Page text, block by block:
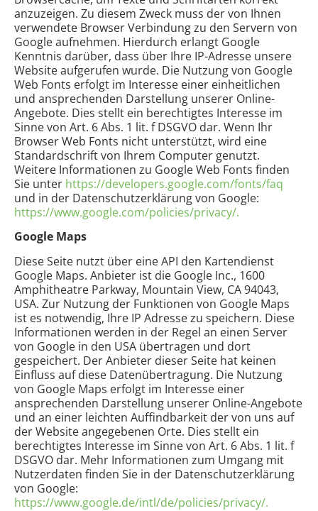
anzuzeigen. Zu diesem Zweck muss der von Ihnen
verwendete Browser Verbindung zu den Servern von
Google aufnehmen. Hierdurch erlangt Google
Kenntnis darüber, dass über Ihre IP-Adresse unsere
Website aufgerufen wurde. Die Nutzung von Google
Web Fonts erfolgt im Interesse einer einheitlichen
und ansprechenden Darstellung unserer Online-
Angebote. Dies stellt ein berechtigtes Interesse im
Sinne von Art. 6 Abs. 1 lit. f DSGVO dar. Wenn Ihr
Browser Web Fonts nicht unterstützt, wird eine
Standardschrift von Ihrem Computer genutzt.
Weitere Informationen zu Google Web Fonts finden
Sie unter https://developers.google.com/fonts/faq
und in der Datenschutzerklärung von Google:
https://www.google.com/policies/privacy/.
Google Maps
Diese Seite nutzt über eine API den Kartendienst
Google Maps. Anbieter ist die Google Inc., 1600
Amphitheatre Parkway, Mountain View, CA 94043,
USA. Zur Nutzung der Funktionen von Google Maps
ist es notwendig, Ihre IP Adresse zu speichern. Diese
Informationen werden in der Regel an einen Server
von Google in den USA übertragen und dort
gespeichert. Der Anbieter dieser Seite hat keinen
Einfluss auf diese Datenübertragung. Die Nutzung
von Google Maps erfolgt im Interesse einer
ansprechenden Darstellung unserer Online-Angebote
und an einer leichten Auffindbarkeit der von uns auf
der Website angegebenen Orte. Dies stellt ein
berechtigtes Interesse im Sinne von Art. 6 Abs. 1 lit. f
DSGVO dar. Mehr Informationen zum Umgang mit
Nutzerdaten finden Sie in der Datenschutzerklärung
von Google:
https://www.google.de/intl/de/policies/privacy/.